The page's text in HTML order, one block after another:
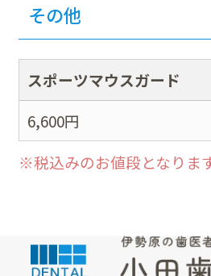
その他
スポーツマウスガード
6,600円
※税込みのお値段となります